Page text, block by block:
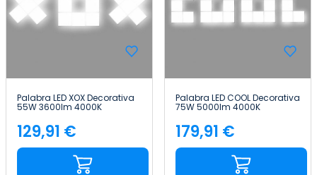
Palabra LED XOX Decorativa
55W 3600lm 4000K
Precio
129,91 €
Palabra LED COOL Decorativa
75W 5000lm 4000K
Precio
179,91 €